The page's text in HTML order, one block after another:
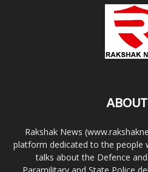
Rakshak News
platform dedicated to the people
talks about the Defence